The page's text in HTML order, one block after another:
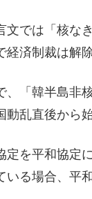
文では「核
済制裁は解
「韓半島非
乱直後から
を平和協定
る場合、平